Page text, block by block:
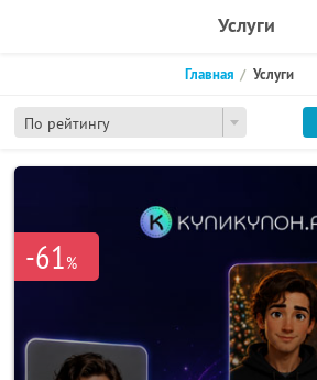
Услуги
По рейтингу
Главная Услуги
-61%